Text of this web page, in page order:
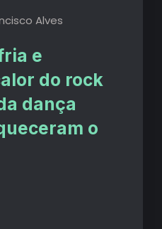
Alves
e
do rock
dança
o